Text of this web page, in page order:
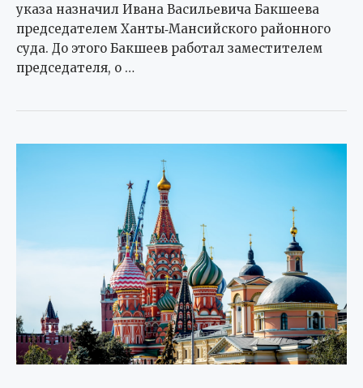
указа назначил Ивана Васильевича Бакшеева
председателем Ханты‑Мансийского районного
суда. До этого Бакшеев работал заместителем
председателя, о …